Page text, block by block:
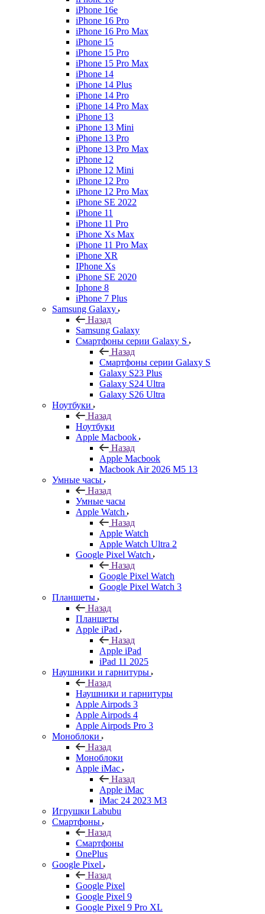
iPhone 16e
iPhone 16 Pro
iPhone 16 Pro Max
iPhone 15
iPhone 15 Pro
iPhone 15 Pro Max
iPhone 14
iPhone 14 Plus
iPhone 14 Pro
iPhone 14 Pro Max
iPhone 13
iPhone 13 Mini
iPhone 13 Pro
iPhone 13 Pro Max
iPhone 12
iPhone 12 Mini
iPhone 12 Pro
iPhone 12 Pro Max
iPhone SE 2022
iPhone 11
iPhone 11 Pro
iPhone Xs Max
iPhone 11 Pro Max
iPhone XR
IPhone Xs
iPhone SE 2020
Iphone 8
iPhone 7 Plus
Samsung Galaxy
Назад
Samsung Galaxy
Смартфоны серии Galaxy S
Назад
Смартфоны серии Galaxy S
Galaxy S23 Plus
Galaxy S24 Ultra
Galaxy S26 Ultra
Ноутбуки
Назад
Ноутбуки
Apple Macbook
Назад
Apple Macbook
Macbook Air 2026 M5 13
Умные часы
Назад
Умные часы
Apple Watch
Назад
Apple Watch
Apple Watch Ultra 2
Google Pixel Watch
Назад
Google Pixel Watch
Google Pixel Watch 3
Планшеты
Назад
Планшеты
Apple iPad
Назад
Apple iPad
iPad 11 2025
Наушники и гарнитуры
Назад
Наушники и гарнитуры
Apple Airpods 3
Apple Airpods 4
Apple Airpods Pro 3
Моноблоки
Назад
Моноблоки
Apple iMac
Назад
Apple iMac
iMac 24 2023 M3
Игрушки Labubu
Смартфоны
Назад
Смартфоны
OnePlus
Google Pixel
Назад
Google Pixel
Google Pixel 9
Google Pixel 9 Pro XL